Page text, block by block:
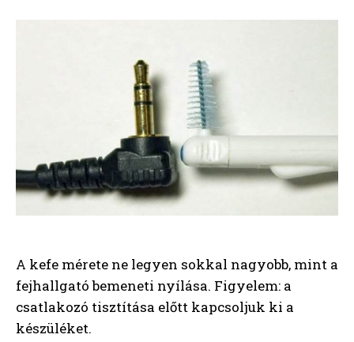
A kefe mérete ne legyen sokkal nagyobb, mint a
fejhallgató bemeneti nyílása. Figyelem: a
csatlakozó tisztítása előtt kapcsoljuk ki a
készüléket.